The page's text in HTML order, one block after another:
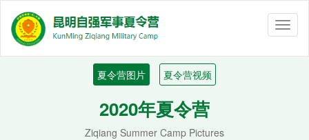
夏令营图片 夏令营视频
2020年夏令营
Ziqiang Summer Camp Pictures